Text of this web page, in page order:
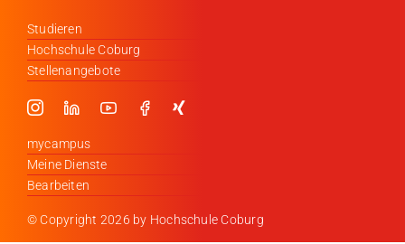
Studieren
Hochschule Coburg
Stellenangebote
mycampus
Meine Dienste
Bearbeiten
© Copyright 2026 by Hochschule Coburg